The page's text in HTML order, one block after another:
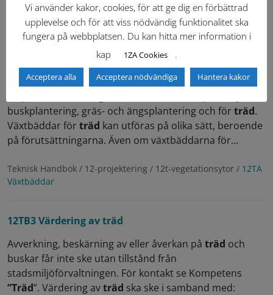
Teknisk Handbok / 13-byggnation / 13q-anlaggning-av-
vegetationsytor /13QC Planteringsanvisningar
12TA Växtbäddar
buskplantering, gräs- och ängsplantering och förträd.
Växtbäddar förträd kan utföras på olika sätt, beroende
på förutsättningarna. Även om växtbäddarna för...
Teknisk Handbok / 12-projektering / 12t-vegetationsytor / 12TA
Växtbäddar
12TB3 Värdering av träd
Avverkning, beskärning av eller åverkan på träd och
buskar får inte ske utan tillstånd från
stadsmiljöförvaltningen. För kontakt se Kompetens
”Träd”. Värdering avträd ska ske i samband med:
Vi använder kakor, cookies, för att ge dig en förbättrad
upplevelse och för att viss nödvändig funktionalitet ska
fungera på webbplatsen. Du kan hitta mer information i
kap
1ZA Cookies .
Acceptera alla Acceptera nödvändiga Hantera kakor